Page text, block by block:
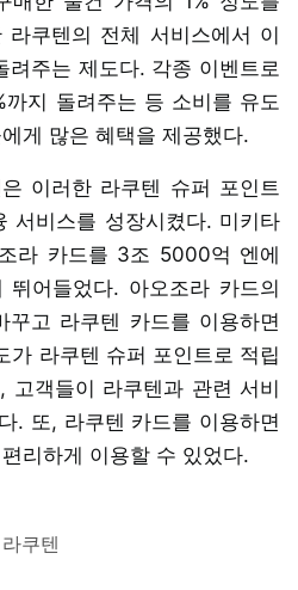
라쿠텐의 전체 서비스에서 이
려주는 제도다. 각종 이벤트로
지 돌려주는 등 소비를 유도
게 많은 혜택을 제공했다.
이러한 라쿠텐 슈퍼 포인트
서비스를 성장시켰다. 미키타
라 카드를 3조 5000억 엔에
뛰어들었다. 아오조라 카드의
꾸고 라쿠텐 카드를 이용하면
가 라쿠텐 슈퍼 포인트로 적립
고객들이 라쿠텐과 관련 서비
. 또, 라쿠텐 카드를 이용하면
리하게 이용할 수 있었다.
라쿠텐